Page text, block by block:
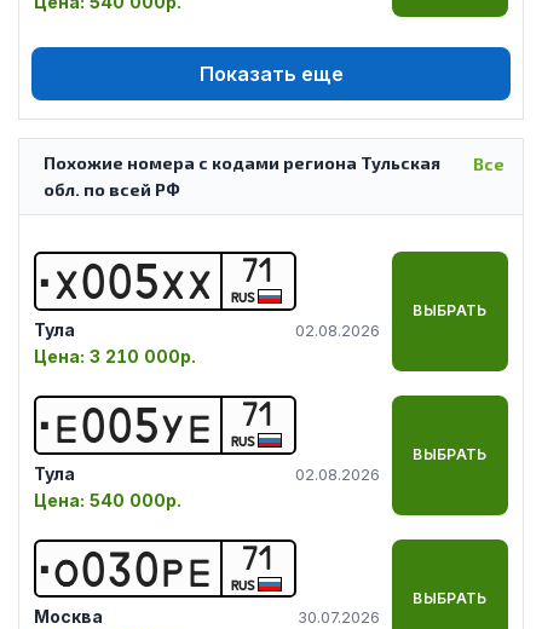
Показать еще
Все
Похожие номера с кодами региона Тульская
обл. по всей РФ
Х005ХХ 71
RUS
Тула 02.08.2026
Цена: 3 210 000р.
ВЫБРАТЬ
Е005УЕ 71
RUS
Тула 02.08.2026
Цена: 540 000р.
ВЫБРАТЬ
О030РЕ 71
RUS
Москва 30.07.2026
ВЫБРАТЬ